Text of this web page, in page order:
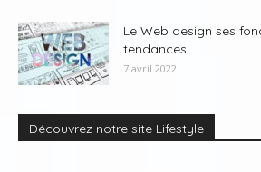
Le Web design ses
tendances
7 avril 2022
Découvrez notre site Lifestyle